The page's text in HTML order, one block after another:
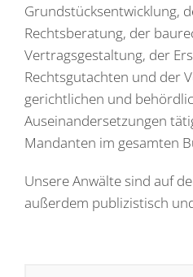
Grundstücksentwicklung,
Rechtsberatung, der
Vertragsgestaltung, der
Rechtsgutachten und der
gerichtlichen und
Auseinandersetzungen
Mandanten im gesamten
Unsere Anwälte sind auf
außerdem publizistisch